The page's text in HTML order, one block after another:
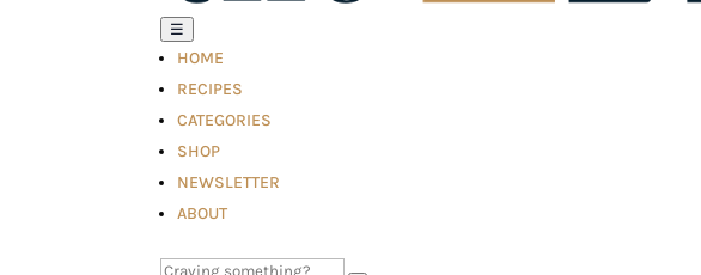
☰
HOME
RECIPES
CATEGORIES
SHOP
NEWSLETTER
ABOUT